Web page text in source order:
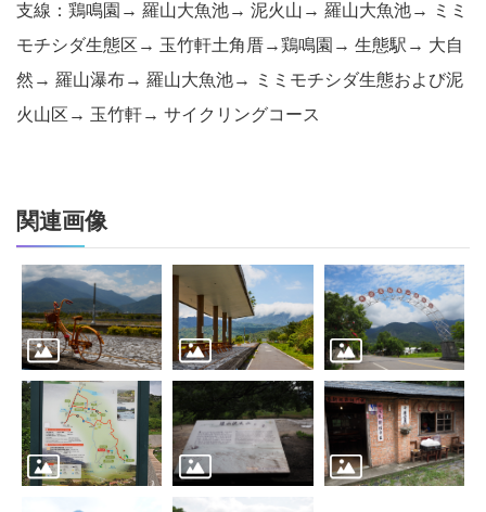
支線：鶏鳴園→ 羅山大魚池→ 泥火山→ 羅山大魚池→ ミミ
モチシダ生態区→ 玉竹軒土角厝→鶏鳴園→ 生態駅→ 大自
然→ 羅山瀑布→ 羅山大魚池→ ミミモチシダ生態および泥
火山区→ 玉竹軒→ サイクリングコース
関連画像